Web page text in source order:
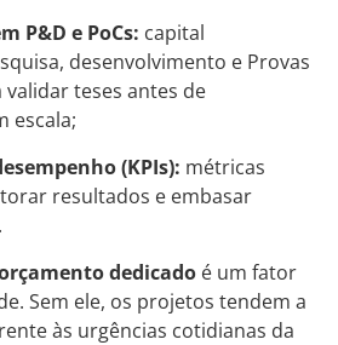
P&D e PoCs: capital
desenvolvimento e Provas
teses antes de
escala;
(KPIs): métricas
resultados e embasar
dedicado é um fator
Sem ele, os projetos tendem a
às urgências cotidianas da